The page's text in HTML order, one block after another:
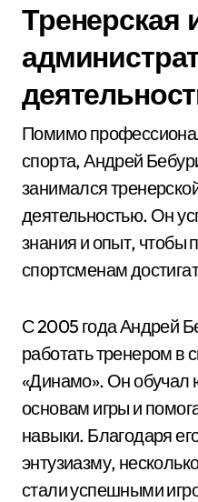
Тренерская
Помимо
спорта, Андрей
занимался
деятельностью. Он
знания и опыт, чтобы
спортсменам
С 2005 года Андрей
работать тренером в
«Динамо». Он обучал
основам игры и
навыки. Благодаря
энтузиазму,
стали успешными